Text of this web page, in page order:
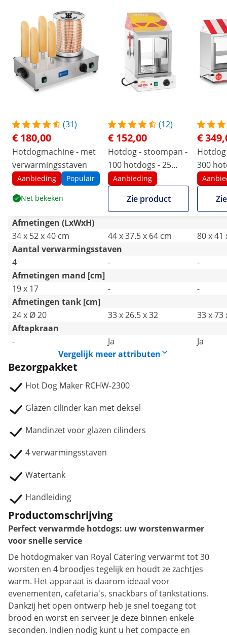
(31)
€ 180,00
Hotdogmachine - met
verwarmingsstaven
Aanbieding Populair
Net bekeken
(12)
€ 152,00
Hotdog - stoompan -
100 hotdogs - 25
broodjes - 1000 W
Aanbieding
Zie product
€
300
Afmetingen (LxWxH)
34 x 52 x 40 cm
44 x 37.5 x 64 cm
80 x 41
Aantal verwarmingsstaven
4
-
-
Afmetingen mand [cm]
19 x 17
-
-
Afmetingen tank [cm]
24 x Ø 20
33 x 26.5 x 32
33 x 73
Aftapkraan
-
Ja
Ja
Vergelijk meer attributen
Bezorgpakket
Hot Dog Maker RCHW-2300
Glazen cilinder kan met deksel
Mandinzet voor glazen cilinders
4 verwarmingsstaven
Watertank
Handleiding
Productomschrijving
Perfect verwarmde hotdogs: uw worstenwarmer
voor snelle service
De hotdogmaker van Royal Catering verwarmt tot 30
worsten en 4 broodjes tegelijk en houdt ze zachtjes
warm. Het apparaat is daarom ideaal voor
evenementen, cafetaria's, snackbars of tankstations.
Dankzij het open ontwerp heb je snel toegang tot
brood en worst en serveer je deze binnen enkele
seconden. Indien nodig kunt u het compacte en